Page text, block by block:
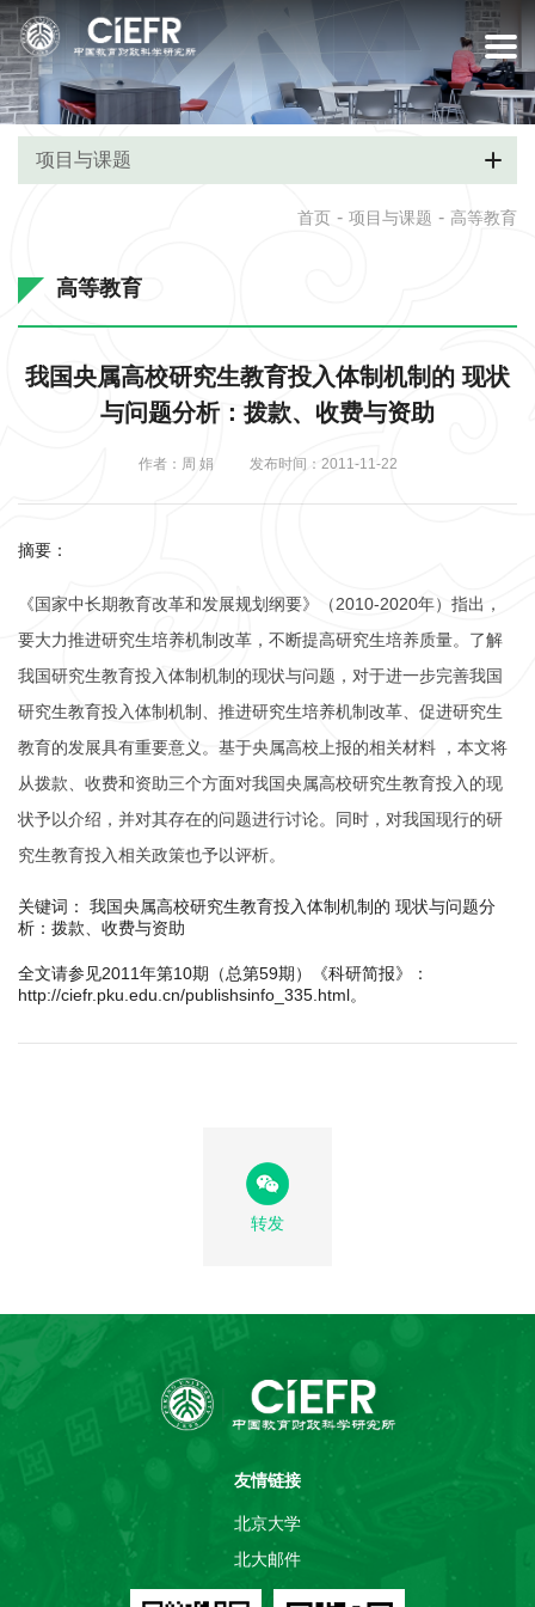
项目与课题
首页 - 项目与课题 - 高等教育
高等教育
我国央属高校研究生教育投入体制机制的 现状
与问题分析：拨款、收费与资助
作者：周 娟 发布时间：2011-11-22
摘要：
《国家中长期教育改革和发展规划纲要》（2010-2020年）指出，
要大力推进研究生培养机制改革，不断提高研究生培养质量。了解
我国研究生教育投入体制机制的现状与问题，对于进一步完善我国
研究生教育投入体制机制、推进研究生培养机制改革、促进研究生
教育的发展具有重要意义。基于央属高校上报的相关材料 ，本文将
从拨款、收费和资助三个方面对我国央属高校研究生教育投入的现
状予以介绍，并对其存在的问题进行讨论。同时，对我国现行的研
究生教育投入相关政策也予以评析。
关键词： 我国央属高校研究生教育投入体制机制的 现状与问题分
析：拨款、收费与资助
全文请参见2011年第10期（总第59期）《科研简报》：
http://ciefr.pku.edu.cn/publishsinfo_335.html。
转发
友情链接
北京大学
北大邮件